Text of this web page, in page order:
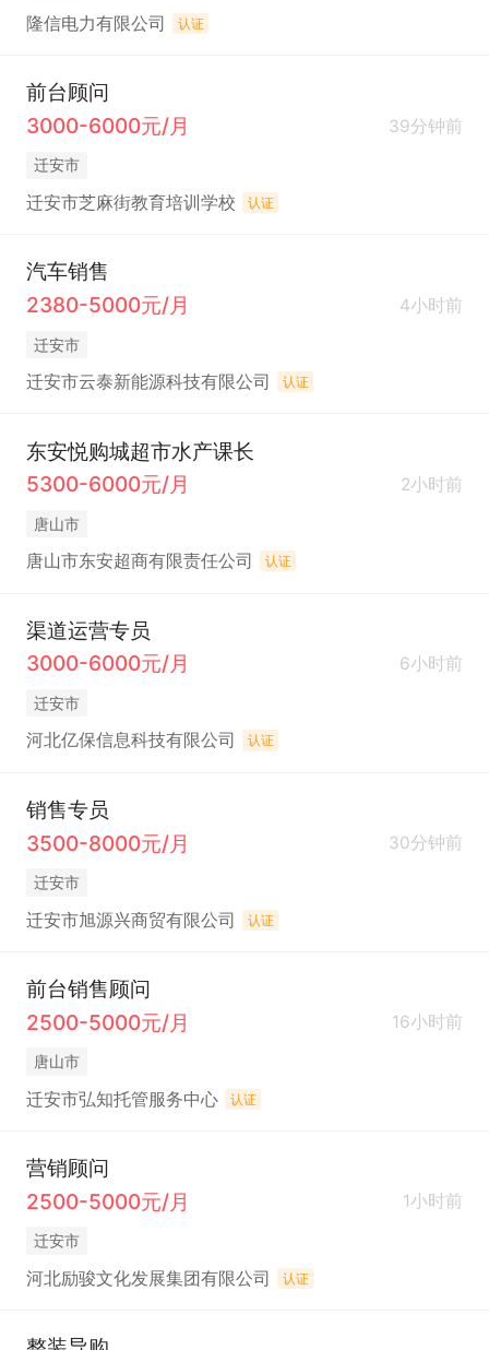
隆信电力有限公司 认证
前台顾问
3000-6000元/月
39分钟前
迁安市
迁安市芝麻街教育培训学校 认证
汽车销售
2380-5000元/月
4小时前
迁安市
迁安市云泰新能源科技有限公司 认证
东安悦购城超市水产课长
5300-6000元/月
2小时前
唐山市
唐山市东安超商有限责任公司 认证
渠道运营专员
3000-6000元/月
6小时前
迁安市
河北亿保信息科技有限公司 认证
销售专员
3500-8000元/月
30分钟前
迁安市
迁安市旭源兴商贸有限公司 认证
前台销售顾问
2500-5000元/月
16小时前
唐山市
迁安市弘知托管服务中心 认证
营销顾问
2500-5000元/月
1小时前
迁安市
河北励骏文化发展集团有限公司 认证